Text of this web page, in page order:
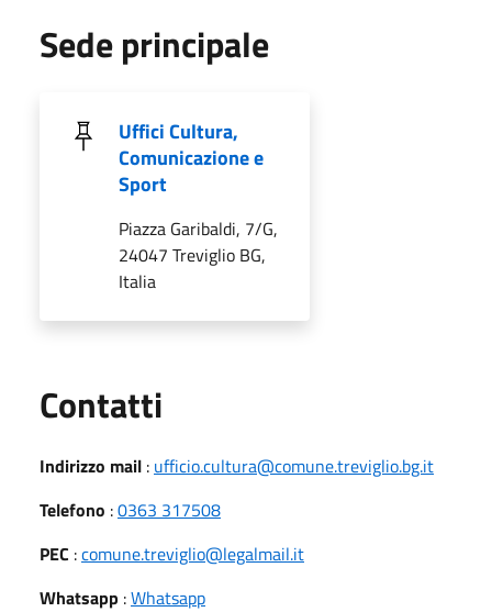
Sede principale
Uffici Cultura,
Comunicazione e
Sport
Piazza Garibaldi, 7/G,
24047 Treviglio BG,
Italia
Contatti
Indirizzo mail : ufficio.cultura@comune.treviglio.bg.it
Telefono :0363 317508
PEC :comune.treviglio@legalmail.it
Whatsapp :Whatsapp